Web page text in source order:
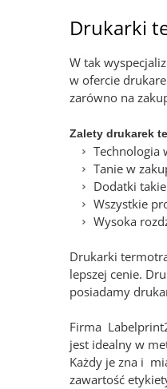
Drukarki
W tak
w ofercie
zarówno na
Zalety drukarek
Technologia
Tanie w
Dodatki
Wszystkie
Wysoka
Drukarki
lepszej cenie.
posiadamy
Firma
jest idealny w
Każdy je zna i
zawartość